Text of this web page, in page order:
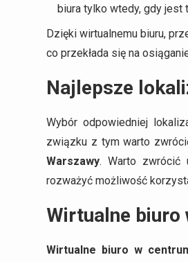
biura tylko wtedy, gdy jest
Dzięki wirtualnemu biuru,
co przekłada się na
Najlepsze
Wybór odpowiedniej
związku z tym warto
Warszawy. Warto zwrócić
rozważyć możliwość
Wirtualne biuro
Wirtualne biuro w